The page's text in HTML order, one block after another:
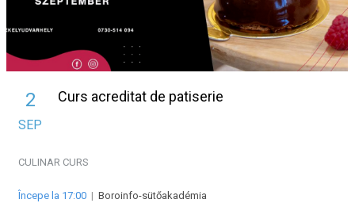
2
SEP
Curs acreditat de patiserie
CULINAR CURS
Începe la 17:00 | Boroinfo-sütőakadémia